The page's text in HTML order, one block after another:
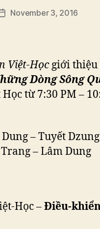
PostNovember 3, 2016
Việt-Họcgiới thiệu
Dòng Sông
từ 7:30 PM –
– Tuyết Dzung
– Lâm Dung
Học –Điều-